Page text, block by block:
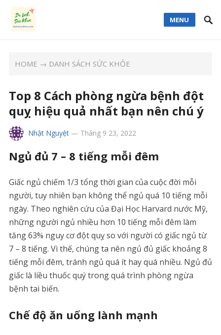
MENU
HOME → DANH SÁCH SỨC KHỎE
Top 8 Cách phòng ngừa bệnh đột
quỵ hiệu quả nhất bạn nên chú ý
Nhật Nguyệt— Tháng 9 23, 2022
Ngủ đủ 7 – 8 tiếng mỗi đêm
Giấc ngủ chiếm 1/3 tổng thời gian của cuộc đời mỗi
người, tuy nhiên bạn không thể ngủ quá 10 tiếng mỗi
ngày. Theo nghiên cứu của Đại Học Harvard nước Mỹ,
những người ngủ nhiều hơn 10 tiếng mỗi đêm làm
tăng 63% nguy cơ đột quỵ so với người có giấc ngủ từ
7 – 8 tiếng. Vì thế, chúng ta nên ngủ đủ giấc khoảng 8
tiếng mỗi đêm, tránh ngủ quá ít hay quá nhiều. Ngủ đủ
giấc là liều thuốc quý trong quá trình phòng ngừa
bệnh tai biến.
Chế độ ăn uống lành mạnh